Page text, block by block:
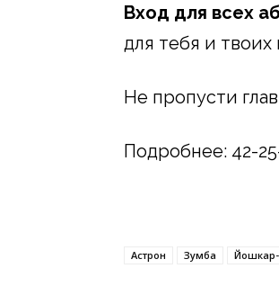
Вход для всех
для тебя и твоих
Не пропусти
Подробнее: 42-
Астрон Зумба